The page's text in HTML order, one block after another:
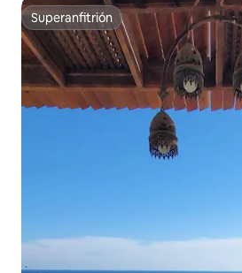
Superanfitrión
Superanfitrión